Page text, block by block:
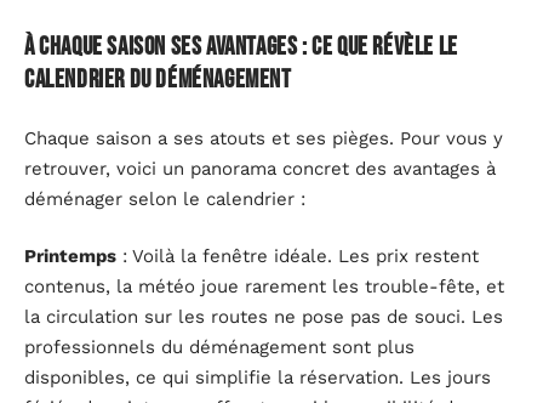
À chaque saison ses avantages : ce que révèle le
calendrier du déménagement
Chaque saison a ses atouts et ses pièges. Pour vous y
retrouver, voici un panorama concret des avantages à
déménager selon le calendrier :
Printemps : Voilà la fenêtre idéale. Les prix restent
contenus, la météo joue rarement les trouble-fête, et
la circulation sur les routes ne pose pas de souci. Les
professionnels du déménagement sont plus
disponibles, ce qui simplifie la réservation. Les jours